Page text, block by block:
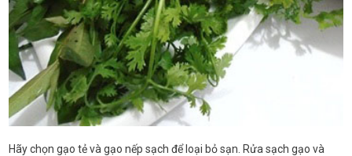
Hãy chọn gạo tẻ và gạo nếp sạch để loại bỏ sạn. Rửa sạch gạo và